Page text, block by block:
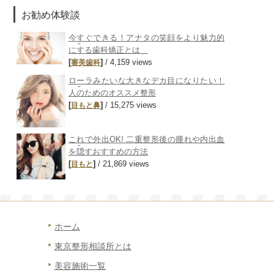
お勧め体験談
今すぐできる！アナタの笑顔をより魅力的
にする歯科矯正とは
[審美歯科] / 4,159 views
ローラみたいな大きなデカ目になりたい！
人のためのオススメ整形
[目もと鼻] / 15,275 views
これで外出OK! 二重整形後の腫れや内出血
を隠すおすすめの方法
[目もと] / 21,869 views
ホーム
東京整形相談所とは
美容施術一覧